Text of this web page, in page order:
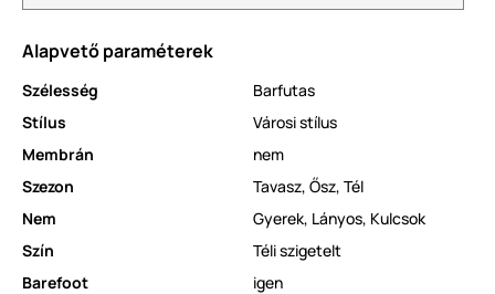
Alapvető paraméterek
Szélesség
Barfutas
Stílus
Városi stílus
Membrán
nem
Szezon
Tavasz, Ősz, Tél
Nem
Gyerek, Lányos, Kulcsok
Szín
Téli szigetelt
Barefoot
igen